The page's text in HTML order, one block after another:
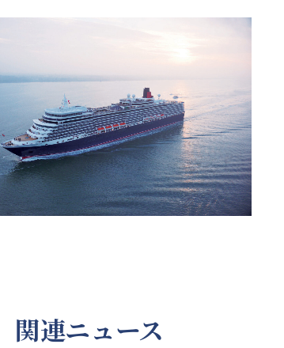
関連ニュース